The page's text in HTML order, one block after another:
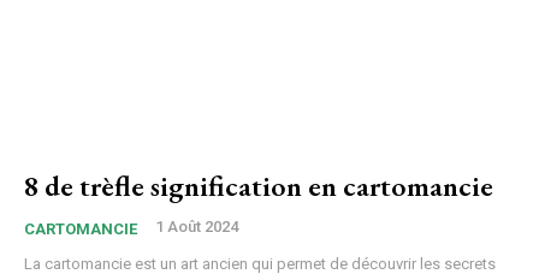
8 de trèfle signification en cartomancie
CARTOMANCIE 1 Août 2024
La cartomancie est un art ancien qui permet de découvrir les secrets